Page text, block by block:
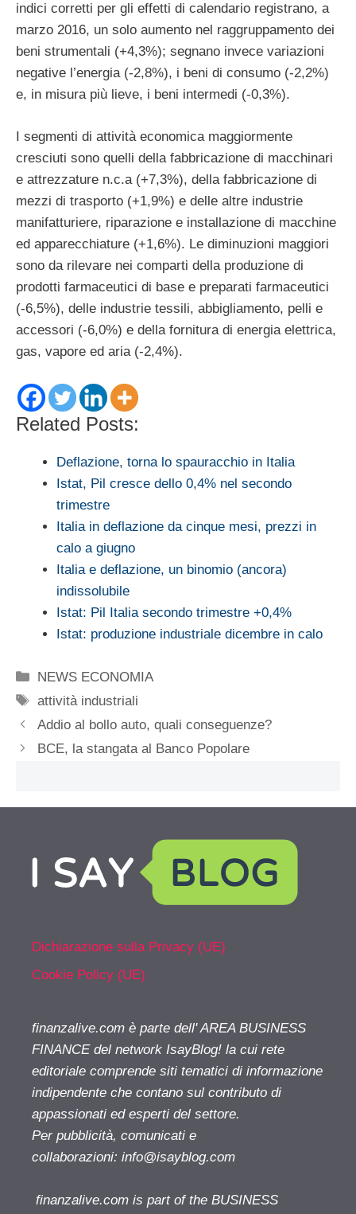
indici corretti per gli effetti di calendario registrano, a
marzo 2016, un solo aumento nel raggruppamento dei
beni strumentali (+4,3%); segnano invece variazioni
negative l’energia (-2,8%), i beni di consumo (-2,2%)
e, in misura più lieve, i beni intermedi (-0,3%).
I segmenti di attività economica maggiormente
cresciuti sono quelli della fabbricazione di macchinari
e attrezzature n.c.a (+7,3%), della fabbricazione di
mezzi di trasporto (+1,9%) e delle altre industrie
manifatturiere, riparazione e installazione di macchine
ed apparecchiature (+1,6%). Le diminuzioni maggiori
sono da rilevare nei comparti della produzione di
prodotti farmaceutici di base e preparati farmaceutici
(-6,5%), delle industrie tessili, abbigliamento, pelli e
accessori (-6,0%) e della fornitura di energia elettrica,
gas, vapore ed aria (-2,4%).
Related Posts:
Deflazione, torna lo spauracchio in Italia
Istat, Pil cresce dello 0,4% nel secondo
trimestre
Italia in deflazione da cinque mesi, prezzi in
calo a giugno
Italia e deflazione, un binomio (ancora)
indissolubile
Istat: Pil Italia secondo trimestre +0,4%
Istat: produzione industriale dicembre in calo
Categorie
NEWS ECONOMIA
Tag
attività industriali
Addio al bollo auto, quali conseguenze?
BCE, la stangata al Banco Popolare
Dichiarazione sulla Privacy (UE)
Cookie Policy (UE)
finanzalive.com è parte dell' AREA BUSINESS
FINANCE del network IsayBlog! la cui rete
editoriale comprende siti tematici di informazione
indipendente che contano sul contributo di
appassionati ed esperti del settore.
Per pubblicità, comunicati e
collaborazioni: info@isayblog.com
finanzalive.com is part of the BUSINESS